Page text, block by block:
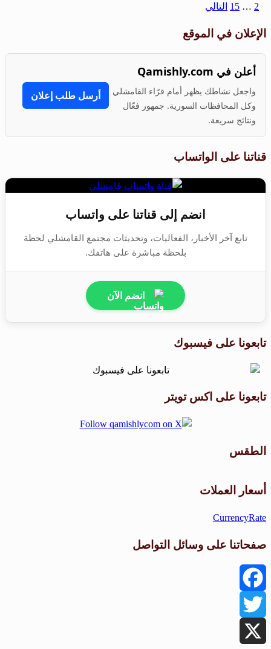
2
…
15 التالي
الإعلان في الموقع
أعلن في Qamishly.com
واجعل نشاطك يظهر أمام قرّاء القامشلي
وكل المحافظات السورية. جمهور فعّال
ونتائج سريعة.
أرسل طلب إعلان
قناتنا على الواتساب
انضم إلى قناتنا على واتساب
تابع آخر الأخبار، الفعاليات، وتحديثات مجتمع القامشلي لحظة
بلحظة مباشرة على هاتفك.
انضم الآن
تابعونا على فيسبوك
تابعونا على اكس تويتر
الطقس
أسعار العملات
CurrencyRate
صفحاتنا على وسائل التواصل
Facebook
Twitter